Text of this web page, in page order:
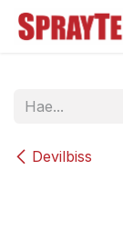
Siirry sisältöön
Devilbiss